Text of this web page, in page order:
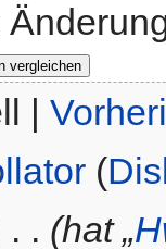
|
(
. . (hat „